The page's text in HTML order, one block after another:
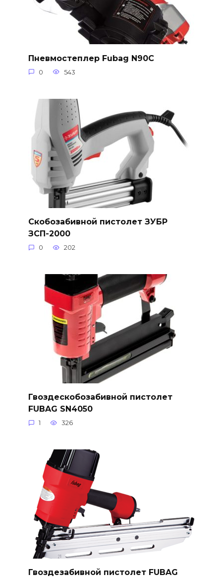
Пневмостеплер Fubag N90C
0 543
Скобозабивной пистолет ЗУБР
ЗСП-2000
0 202
Гвоздескобозабивной пистолет
FUBAG SN4050
1 326
Гвоздезабивной пистолет FUBAG